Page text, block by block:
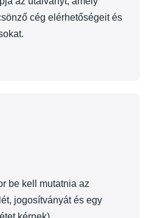
cég elérhetőségeit és
be kell mutatnia az
jogosítványát és egy